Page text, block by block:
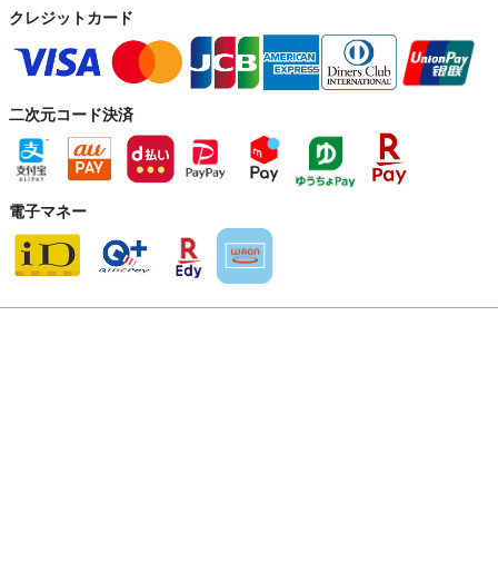
クレジットカード
二次元コード決済
電子マネー